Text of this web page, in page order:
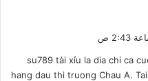
su789 tài xỉu la dia chi ca
hang dau thi truong Chau A.